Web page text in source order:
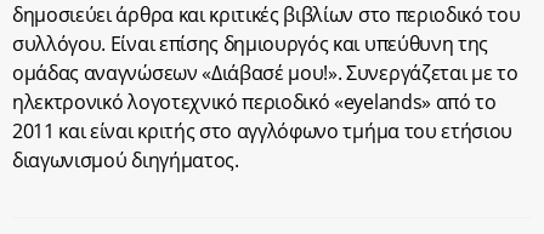
δημοσιεύει άρθρα και κριτικές βιβλίων στο περιοδικό του
συλλόγου. Είναι επίσης δημιουργός και υπεύθυνη της
ομάδας αναγνώσεων «Διάβασέ μου!». Συνεργάζεται με το
ηλεκτρονικό λογοτεχνικό περιοδικό «eyelands» από το
2011 και είναι κριτής στο αγγλόφωνο τμήμα του ετήσιου
διαγωνισμού διηγήματος.